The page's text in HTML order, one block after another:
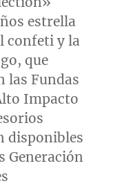
estrella
confeti y la
que
las Fundas
Impacto
disponibles
Generación